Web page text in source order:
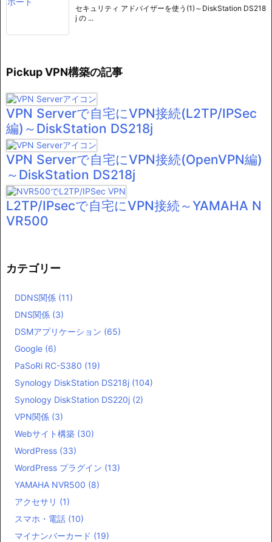
セキュリティ アドバイザーを使う(1)～DiskStation DS218
j の ...
Pickup VPN構築の記事
VPN Serverで自宅にVPN接続(L2TP/IPSec
編)～DiskStation DS218j
VPN Serverで自宅にVPN接続(OpenVPN編)
～DiskStation DS218j
L2TP/IPsecで自宅にVPN接続～YAMAHA N
VR500
カテゴリー
DDNS関係 (11)
DNS関係 (3)
DSMアプリケーション (65)
Google (6)
PaSoRi RC-S380 (19)
Synology DiskStation DS218j (104)
Synology DiskStation DS220j (2)
VPN関係 (3)
Webサイト構築 (30)
WordPress (33)
WordPress プラグイン (13)
YAMAHA NVR500 (8)
アクセサリ (1)
スマホ・電話 (10)
マイナンバーカード (19)